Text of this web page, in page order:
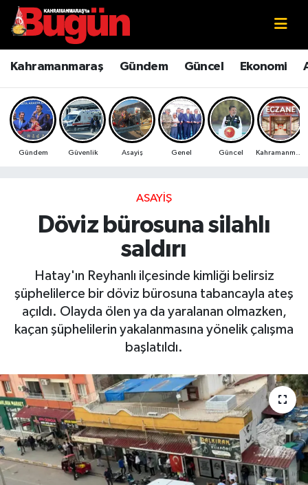
Kahramanmaraş Gündem Güncel Ekonomi
Gündem Güvenlik Asayiş Genel Güncel
ASAYIŞ
Döviz bürosuna silahlı
saldırı
Hatay'ın Reyhanlı ilçesinde kimliği belirsiz
şüphelilerce bir döviz bürosuna tabancayla ateş
açıldı. Olayda ölen ya da yaralanan olmazken,
kaçan şüphelilerin yakalanmasına yönelik çalışma
başlatıldı.
Kahramanmaraş
Kahramanmaraş Sokak Röportajları
Bilim ve Teknoloji
Çevre
Ekonomi
Güncel
Haberde İnsan
Magazin
Manşet Altı
Manşetler
Kahramanmaraş Nöbetçi Eczaneler
Kahramanmaraş Hava Durumu
Kahramanmaraş Namaz Vakitleri
Kahramanmaraş Trafik Yoğunluk Haritası
Süper Lig Puan Durumu ve Fikstür
Tüm Manşetler
Haber Arşivi